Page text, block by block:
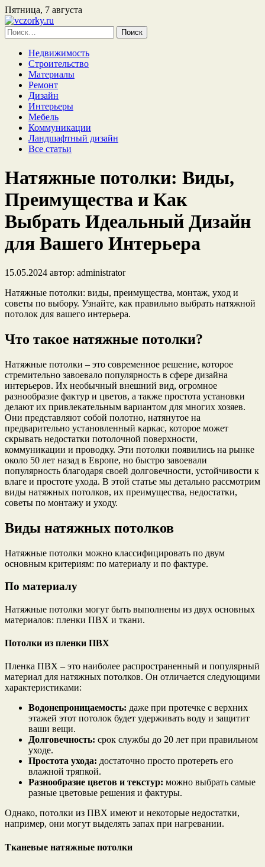
Пятница, 7 августа
Найти:
Недвижимость
Строительство
Материалы
Ремонт
Дизайн
Интерьеры
Мебель
Коммуникации
Ландшафтный дизайн
Все статьи
Натяжные потолки: Виды,
Преимущества и Как
Выбрать Идеальный Дизайн
для Вашего Интерьера
15.05.2024 автор: administrator
Натяжные потолки: виды, преимущества, монтаж, уход и
советы по выбору. Узнайте, как правильно выбрать натяжной
потолок для вашего интерьера.
Что такое натяжные потолки?
Натяжные потолки – это современное решение, которое
стремительно завоевало популярность в сфере дизайна
интерьеров. Их необычный внешний вид, огромное
разнообразие фактур и цветов, а также простота установки
делают их привлекательным вариантом для многих хозяев.
Они представляют собой полотно, натянутое на
предварительно установленный каркас, которое может
скрывать недостатки потолочной поверхности,
коммуникации и проводку. Эти потолки появились на рынке
около 50 лет назад в Европе, но быстро завоевали
популярность благодаря своей долговечности, устойчивости к
влаге и простоте ухода. В этой статье мы детально рассмотрим
виды натяжных потолков, их преимущества, недостатки,
советы по монтажу и уходу.
Виды натяжных потолков
Натяжные потолки можно классифицировать по двум
основным критериям: по материалу и по фактуре.
По материалу
Натяжные потолки могут быть выполнены из двух основных
материалов: пленки ПВХ и ткани.
Потолки из пленки ПВХ
Пленка ПВХ – это наиболее распространенный и популярный
материал для натяжных потолков. Он отличается следующими
характеристиками:
Водонепроницаемость: даже при протечке с верхних
этажей этот потолок будет удерживать воду и защитит
ваши вещи.
Долговечность: срок службы до 20 лет при правильном
уходе.
Простота ухода: достаточно просто протереть его
влажной тряпкой.
Разнообразие цветов и текстур: можно выбрать самые
разные цветовые решения и фактуры.
Однако, потолки из ПВХ имеют и некоторые недостатки,
например, они могут выделять запах при нагревании.
Тканевые натяжные потолки